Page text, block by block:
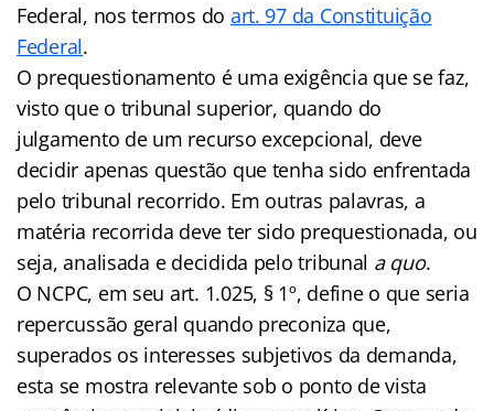
Federal, nos termos do art. 97 da Constituição
Federal.
O prequestionamento é uma exigência que se faz,
visto que o tribunal superior, quando do
julgamento de um recurso excepcional, deve
decidir apenas questão que tenha sido enfrentada
pelo tribunal recorrido. Em outras palavras, a
matéria recorrida deve ter sido prequestionada, ou
seja, analisada e decidida pelo tribunal a quo.
O NCPC, em seu art. 1.025, § 1º, define o que seria
repercussão geral quando preconiza que,
superados os interesses subjetivos da demanda,
esta se mostra relevante sob o ponto de vista